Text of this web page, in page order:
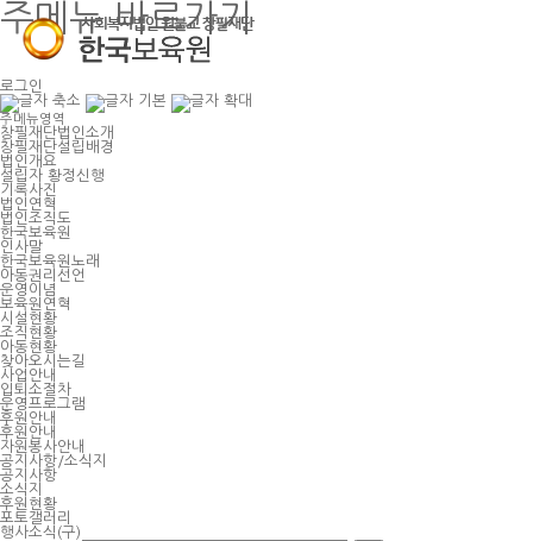
주메뉴 바로가기
로그인
주메뉴영역
창필재단법인소개
창필재단설립배경
법인개요
설립자 황정신행
기록사진
법인연혁
법인조직도
한국보육원
인사말
한국보육원노래
아동권리선언
운영이념
보육원연혁
시설현황
조직현황
아동현황
찾아오시는길
사업안내
입퇴소절차
운영프로그램
후원안내
후원안내
자원봉사안내
공지사항/소식지
공지사항
소식지
후원현황
포토갤러리
행사소식(구)